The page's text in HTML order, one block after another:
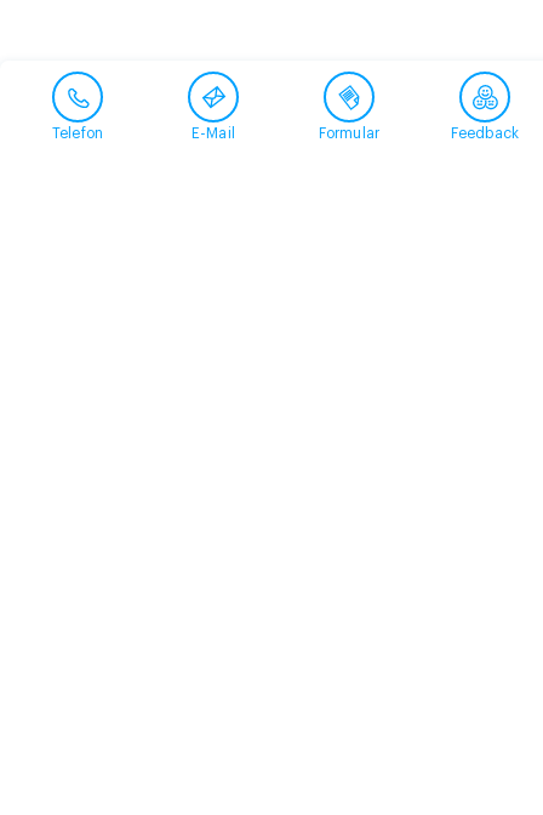
Telefon E-Mail Formular Feedback